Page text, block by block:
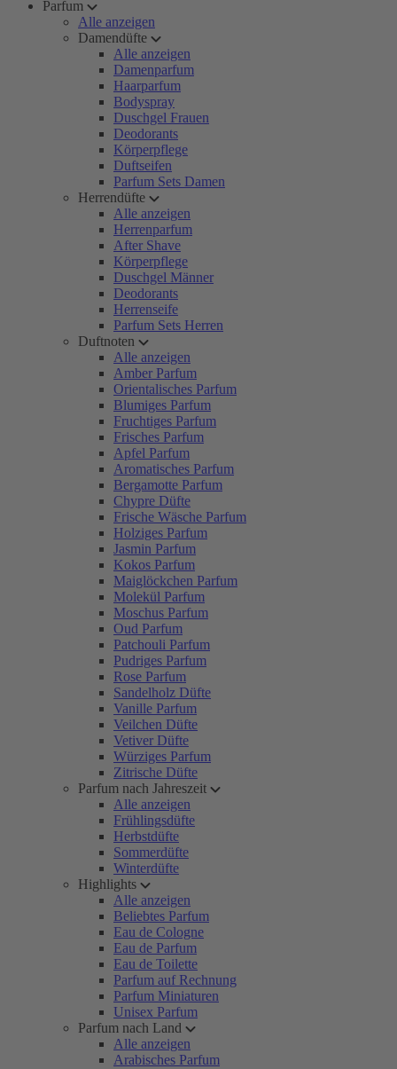
Parfum
Alle anzeigen
Damendüfte
Alle anzeigen
Damenparfum
Haarparfum
Bodyspray
Duschgel Frauen
Deodorants
Körperpflege
Duftseifen
Parfum Sets Damen
Herrendüfte
Alle anzeigen
Herrenparfum
After Shave
Körperpflege
Duschgel Männer
Deodorants
Herrenseife
Parfum Sets Herren
Duftnoten
Alle anzeigen
Amber Parfum
Orientalisches Parfum
Blumiges Parfum
Fruchtiges Parfum
Frisches Parfum
Apfel Parfum
Aromatisches Parfum
Bergamotte Parfum
Chypre Düfte
Frische Wäsche Parfum
Holziges Parfum
Jasmin Parfum
Kokos Parfum
Maiglöckchen Parfum
Molekül Parfum
Moschus Parfum
Oud Parfum
Patchouli Parfum
Pudriges Parfum
Rose Parfum
Sandelholz Düfte
Vanille Parfum
Veilchen Düfte
Vetiver Düfte
Würziges Parfum
Zitrische Düfte
Parfum nach Jahreszeit
Alle anzeigen
Frühlingsdüfte
Herbstdüfte
Sommerdüfte
Winterdüfte
Highlights
Alle anzeigen
Beliebtes Parfum
Eau de Cologne
Eau de Parfum
Eau de Toilette
Parfum auf Rechnung
Parfum Miniaturen
Unisex Parfum
Parfum nach Land
Alle anzeigen
Arabisches Parfum